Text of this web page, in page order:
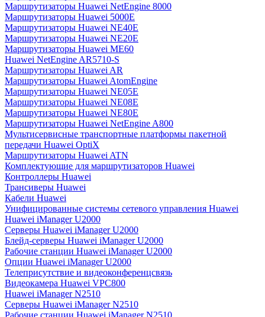
Маршрутизаторы Huawei NetEngine 8000
Маршрутизаторы Huawei 5000E
Маршрутизаторы Huawei NE40E
Маршрутизаторы Huawei NE20E
Маршрутизаторы Huawei ME60
Huawei NetEngine AR5710-S
Маршрутизаторы Huawei AR
Маршрутизаторы Huawei AtomEngine
Маршрутизаторы Huawei NE05E
Маршрутизаторы Huawei NE08E
Маршрутизаторы Huawei NE80E
Маршрутизаторы Huawei NetEngine A800
Мультисервисные транспортные платформы пакетной
передачи Huawei OptiX
Маршрутизаторы Huawei ATN
Комплектующие для маршрутизаторов Huawei
Контроллеры Huawei
Трансиверы Huawei
Кабели Huawei
Унифицированные системы сетевого управления Huawei
Huawei iManager U2000
Серверы Huawei iManager U2000
Блейд-серверы Huawei iManager U2000
Рабочие станции Huawei iManager U2000
Опции Huawei iManager U2000
Телеприсутствие и видеоконференцсвязь
Видеокамера Huawei VPC800
Huawei iManager N2510
Серверы Huawei iManager N2510
Рабочие станции Huawei iManager N2510